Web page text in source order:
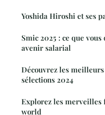
Yoshida Hiroshi et ses
Smic 2025 : ce que
avenir salarial
Découvrez les
sélections 2024
Explorez les merveilles
world